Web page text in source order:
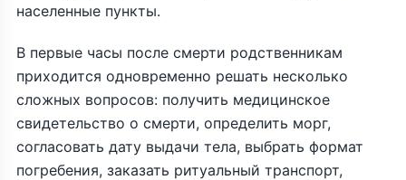
населенные пункты.
В первые часы после смерти родственникам
приходится одновременно решать несколько
сложных вопросов: получить медицинское
свидетельство о смерти, определить морг,
согласовать дату выдачи тела, выбрать формат
погребения, заказать ритуальный транспорт,